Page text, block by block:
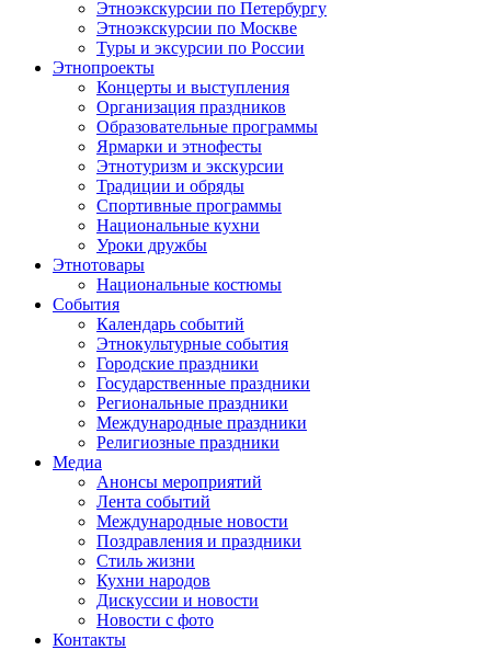
Этноэкскурсии по Петербургу
Этноэкскурсии по Москве
Туры и эксурсии по России
Этнопроекты
Концерты и выступления
Организация праздников
Образовательные программы
Ярмарки и этнофесты
Этнотуризм и экскурсии
Традиции и обряды
Спортивные программы
Национальные кухни
Уроки дружбы
Этнотовары
Национальные костюмы
События
Календарь событий
Этнокультурные события
Городские праздники
Государственные праздники
Региональные праздники
Международные праздники
Религиозные праздники
Медиа
Анонсы мероприятий
Лента событий
Международные новости
Поздравления и праздники
Cтиль жизни
Кухни народов
Дискуссии и новости
Новости с фото
Контакты